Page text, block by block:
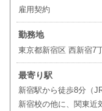
雇用契約
勤務地
東京都新宿区 西新宿7
最寄り駅
新宿駅から徒歩8分（
新宿校の他に、関東近